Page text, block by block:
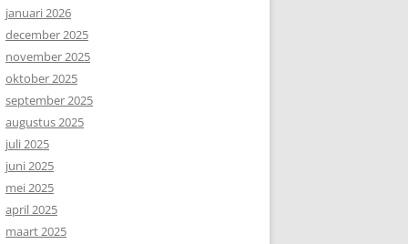
januari 2026
december 2025
november 2025
oktober 2025
september 2025
augustus 2025
juli 2025
juni 2025
mei 2025
april 2025
maart 2025